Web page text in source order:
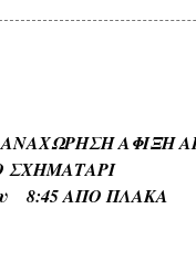
). 5) Εκ των
, φυτώνυμα ,
που
) . 7) Εκ του ...
ΑΝΑΧΩΡΗΣΗ
ΣΧΗΜΑΤΑΡΙ
8:45 ΑΠΟ